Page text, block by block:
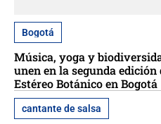
Bogotá
Música, yoga y
unen en la segunda edición
Estéreo Botánico en Bogotá
cantante de salsa